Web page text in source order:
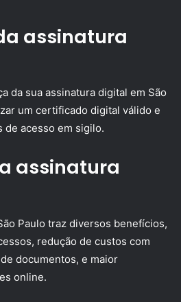
assinatura
da sua assinatura digital em São
um certificado digital válido e
de acesso em sigilo.
assinatura
Paulo traz diversos benefícios,
redução de custos com
documentos, e maior
online.